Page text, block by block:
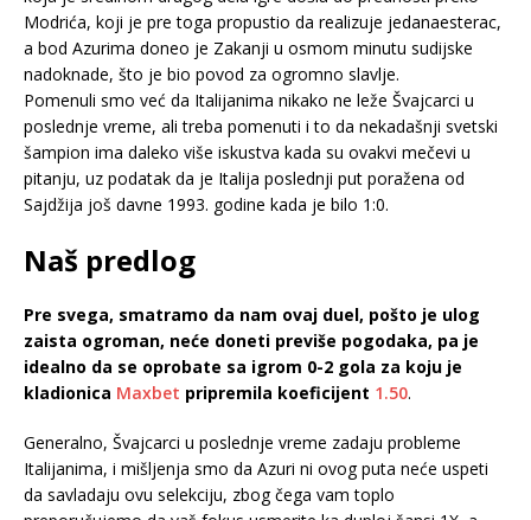
Modrića, koji je pre toga propustio da realizuje jedanaesterac,
a bod Azurima doneo je Zakanji u osmom minutu sudijske
nadoknade, što je bio povod za ogromno slavlje.
Pomenuli smo već da Italijanima nikako ne leže Švajcarci u
poslednje vreme, ali treba pomenuti i to da nekadašnji svetski
šampion ima daleko više iskustva kada su ovakvi mečevi u
pitanju, uz podatak da je Italija poslednji put poražena od
Sajdžija još davne 1993. godine kada je bilo 1:0.
Naš predlog
Pre svega, smatramo da nam ovaj duel, pošto je ulog
zaista ogroman, neće doneti previše pogodaka, pa je
idealno da se oprobate sa igrom 0-2 gola za koju je
kladionica Maxbet pripremila koeficijent 1.50.
Generalno, Švajcarci u poslednje vreme zadaju probleme
Italijanima, i mišljenja smo da Azuri ni ovog puta neće uspeti
da savladaju ovu selekciju, zbog čega vam toplo